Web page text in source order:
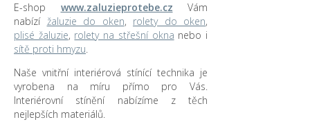
E-shop www.zaluzieprotebe.cz Vám
nabízí žaluzie do oken, rolety do oken,
plisé žaluzie, rolety na střešní okna nebo i
sítě proti hmyzu.
Naše vnitřní interiérová stínící technika je
vyrobena na míru přímo pro Vás.
Interiérovní stínění nabízíme z těch
nejlepších materiálů.